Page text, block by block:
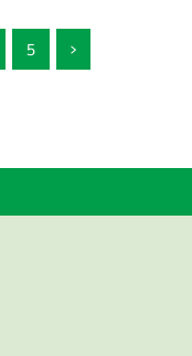
5 >